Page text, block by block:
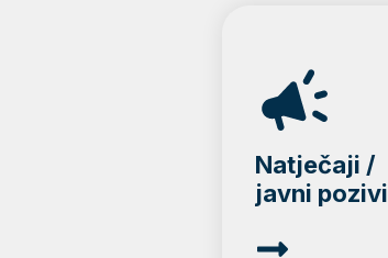
Natječaji /
javni pozivi